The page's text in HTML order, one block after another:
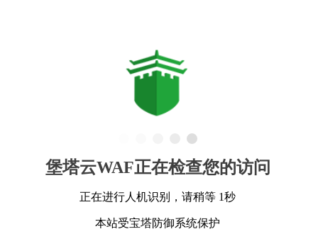
堡塔云WAF正在检查您的访问
正在进行人机识别，请稍等 1秒
本站受宝塔防御系统保护